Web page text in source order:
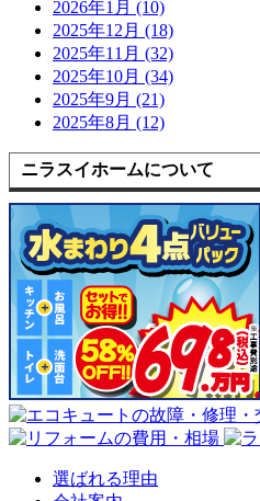
2026年1月 (10)
2025年12月 (18)
2025年11月 (32)
2025年10月 (34)
2025年9月 (21)
2025年8月 (12)
ニラスイホームについて
選ばれる理由